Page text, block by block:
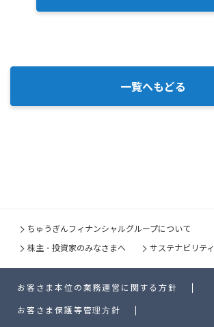
一覧へもどる
ちゅうぎんフィナンシャルグループについて
株主・投資家のみなさまへ
サステナビリティ
お客さま本位の業務運営に関する方針
お客さま保護等管理方針